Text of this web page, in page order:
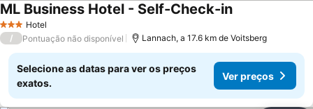
3 EstrelasHotel
ML Business Hotel - Self-Check-in
/ Pontuação não disponível Lannach, a 17.6 km de Voitsberg
Selecione as datas para ver os preços
exatos.
Ver preços